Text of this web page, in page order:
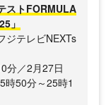
ストFORMULA
」
ジテレビNEXTs
分／2月27日
時50分～25時1